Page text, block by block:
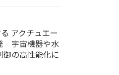
アクチュエー
宇宙機器や水
の高性能化に